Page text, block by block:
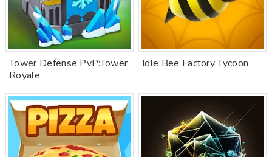
Tower Defense PvP:Tower
Royale
Idle Bee Factory Tycoon